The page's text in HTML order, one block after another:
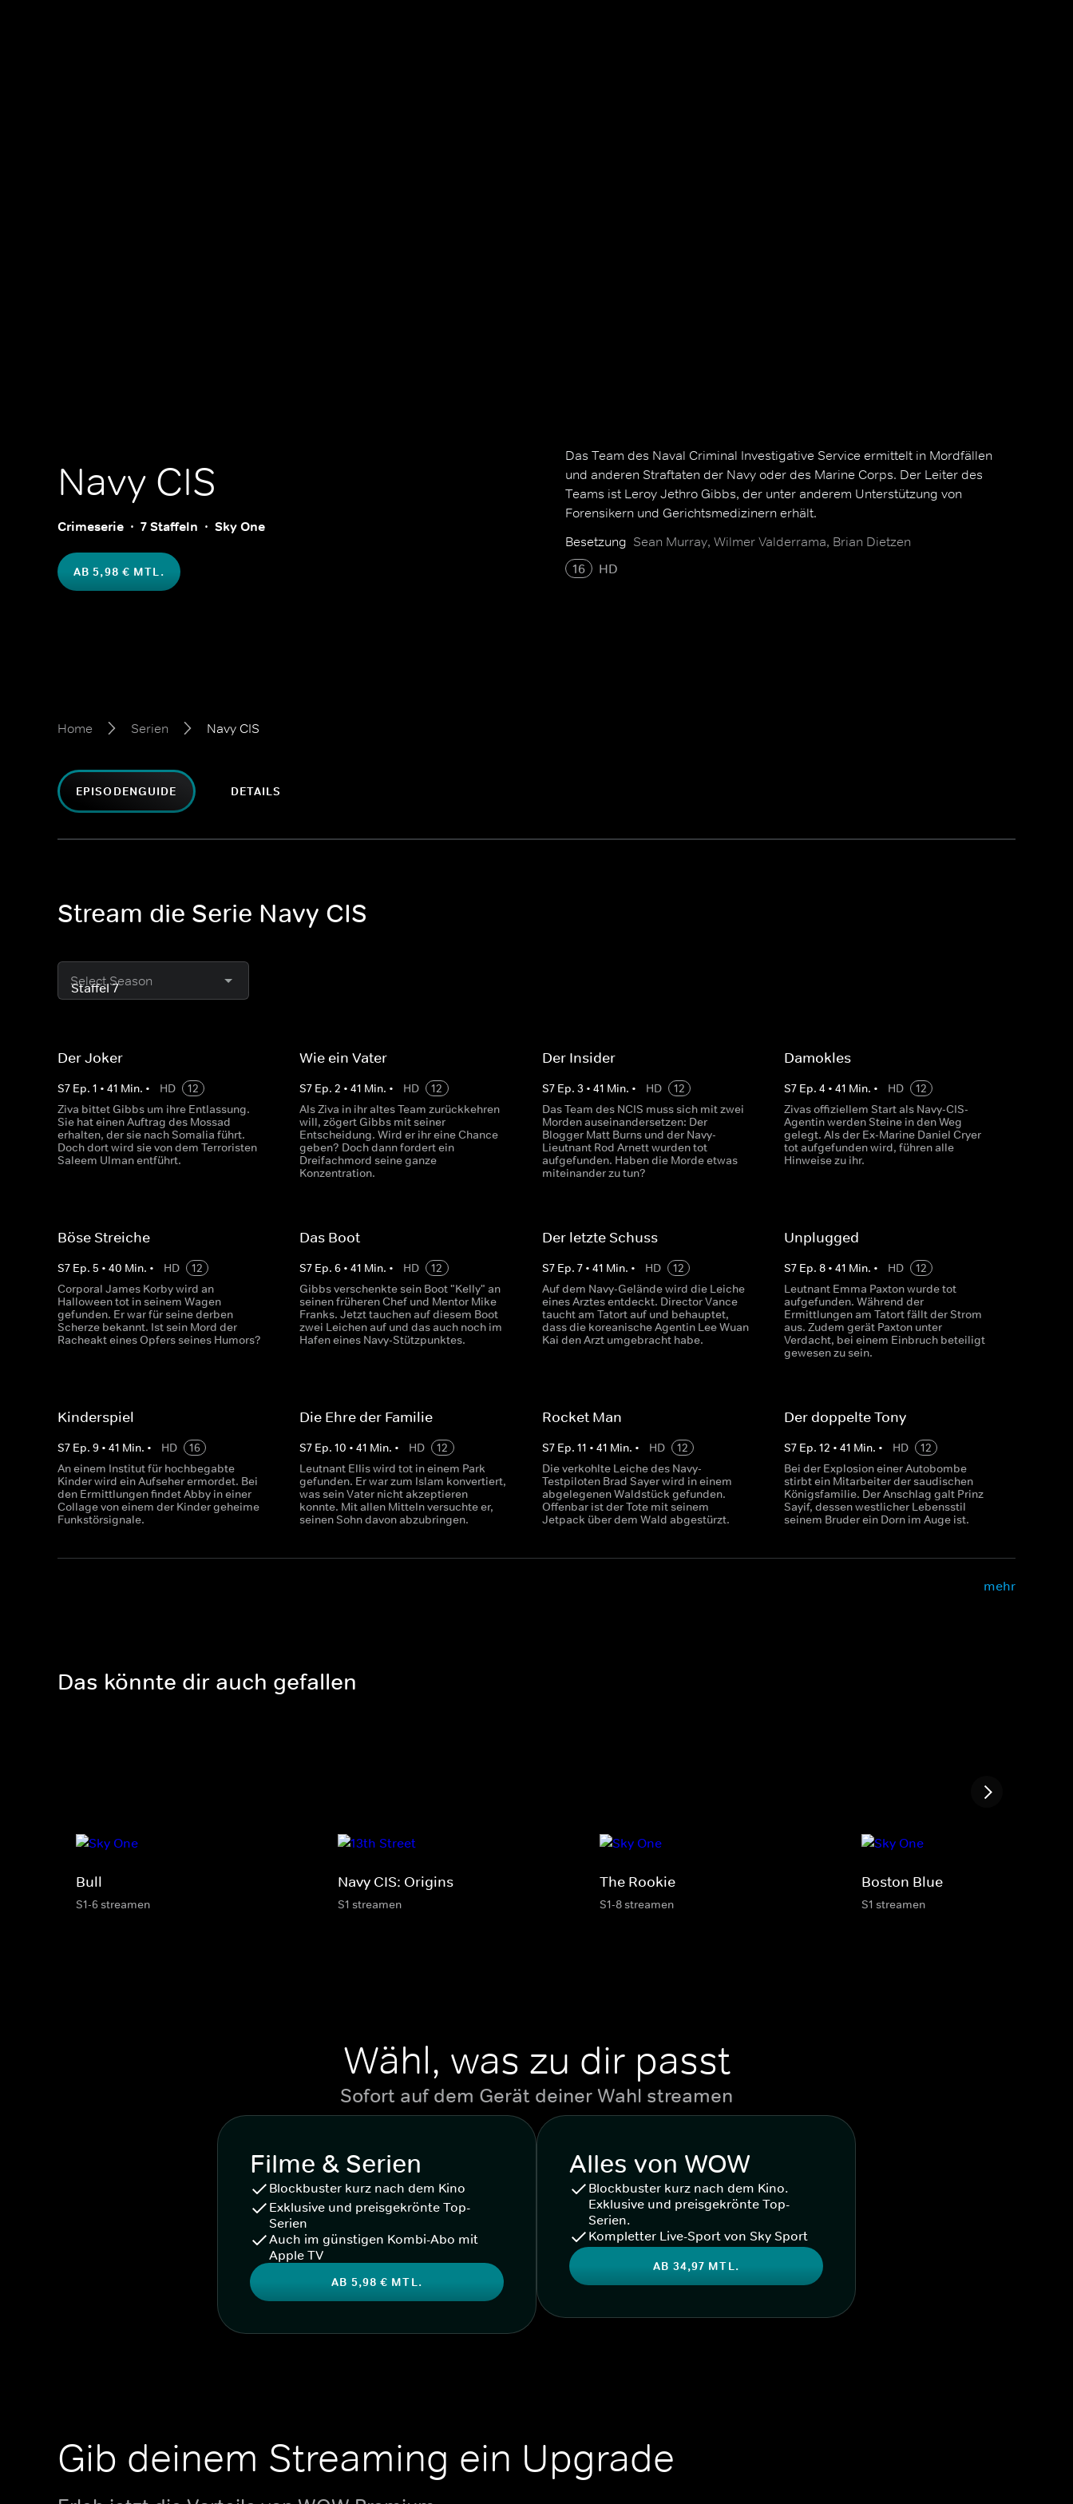
Navy CIS
Crimeserie 7 Staffeln Sky One
AB 5,98 € MTL.
Das Team des Naval Criminal Investigative Service ermittelt in Mordfällen
und anderen Straftaten der Navy oder des Marine Corps. Der Leiter des
Teams ist Leroy Jethro Gibbs, der unter anderem Unterstützung von
Forensikern und Gerichtsmedizinern erhält.
Besetzung Sean Murray, Wilmer Valderrama, Brian Dietzen
16
HD
Home Serien Navy CIS
EPISODENGUIDE DETAILS
Stream die Serie Navy CIS
Select Season
Der Joker
S7 Ep. 1 • 41 Min. • HD
12
Ziva bittet Gibbs um ihre Entlassung.
Sie hat einen Auftrag des Mossad
erhalten, der sie nach Somalia führt.
Doch dort wird sie von dem Terroristen
Saleem Ulman entführt.
Wie ein Vater
S7 Ep.2 •41 Min. • HD
12
Als Ziva in ihr altes Team zurückkehren
will, zögert Gibbs mit seiner
Entscheidung. Wird er ihr eine Chance
geben? Doch dann fordert ein
Dreifachmord seine ganze
Konzentration.
Der Insider
S7 Ep. 3 • 41 Min. • HD
12
Das Team des NCIS muss sich mit zwei
Morden auseinandersetzen: Der
Blogger Matt Burns und der Navy-
Lieutnant Rod Arnett wurden tot
aufgefunden. Haben die Morde etwas
miteinander zu tun?
Damokles
S7 Ep. 4 • 41 Min. • HD
12
Zivas offiziellem Start als Navy-CIS-
Agentin werden Steine in den Weg
gelegt. Als der Ex-Marine Daniel Cryer
tot aufgefunden wird, führen alle
Hinweise zu ihr.
Böse Streiche
S7 Ep. 5 • 40 Min. • HD
12
Corporal James Korby wird an
Halloween tot in seinem Wagen
gefunden. Er war für seine derben
Scherze bekannt. Ist sein Mord der
Racheakt eines Opfers seines Humors?
Das Boot
S7 Ep.6 •41 Min. • HD
12
Gibbs verschenkte sein Boot "Kelly" an
seinen früheren Chef und Mentor Mike
Franks. Jetzt tauchen auf diesem Boot
zwei Leichen auf und das auch noch im
Hafen eines Navy-Stützpunktes.
Der letzte Schuss
S7 Ep. 7• 41 Min. • HD
12
Auf dem Navy-Gelände wird die Leiche
eines Arztes entdeckt. Director Vance
taucht am Tatort auf und behauptet,
dass die koreanische Agentin Lee Wuan
Kai den Arzt umgebracht habe.
Unplugged
S7 Ep. 8• 41 Min. • HD
12
Leutnant Emma Paxton wurde tot
aufgefunden. Während der
Ermittlungen am Tatort fällt der Strom
aus. Zudem gerät Paxton unter
Verdacht, bei einem Einbruch beteiligt
gewesen zu sein.
Kinderspiel
S7 Ep. 9 • 41 Min. • HD
16
An einem Institut für hochbegabte
Kinder wird ein Aufseher ermordet. Bei
den Ermittlungen findet Abby in einer
Collage von einem der Kinder geheime
Funkstörsignale.
Die Ehre der Familie
S7 Ep.10 •41 Min. • HD
12
Leutnant Ellis wird tot in einem Park
gefunden. Er war zum Islam konvertiert,
was sein Vater nicht akzeptieren
konnte. Mit allen Mitteln versuchte er,
seinen Sohn davon abzubringen.
Rocket Man
S7 Ep. 11 • 41 Min. • HD
12
Die verkohlte Leiche des Navy-
Testpiloten Brad Sayer wird in einem
abgelegenen Waldstück gefunden.
Offenbar ist der Tote mit seinem
Jetpack über dem Wald abgestürzt.
Der doppelte Tony
S7 Ep. 12 • 41 Min. • HD
12
Bei der Explosion einer Autobombe
stirbt ein Mitarbeiter der saudischen
Königsfamilie. Der Anschlag galt Prinz
Sayif, dessen westlicher Lebensstil
seinem Bruder ein Dorn im Auge ist.
mehr
Das könnte dir auch gefallen
Bull
S1-6 streamen
Navy CIS: Origins
S1 streamen
The Rookie
S1-8 streamen
Boston Blue
S1 streamen
Wähl, was zu dir passt
Sofort auf dem Gerät deiner Wahl streamen
Filme & Serien
Blockbuster kurz nach dem Kino
Exklusive und preisgekrönte Top-
Serien
Auch im günstigen Kombi-Abo mit
Apple TV
AB 5,98 € MTL.
Alles von WOW
Blockbuster kurz nach dem Kino.
Exklusive und preisgekrönte Top-
Serien.
Kompletter Live-Sport von Sky Sport
AB 34,97 MTL.
Gib deinem Streaming ein Upgrade